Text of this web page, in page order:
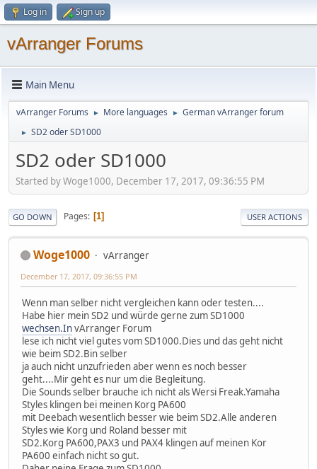
Log in Sign up
vArranger Forums
Main Menu
vArranger Forums ► More languages ► German vArranger forum
► SD2 oder SD1000
SD2 oder SD1000
Started by Woge1000, December 17, 2017, 09:36:55 PM
GO DOWN Pages 1 USER ACTIONS
Woge1000 vArranger
December 17, 2017, 09:36:55 PM
Wenn man selber nicht vergleichen kann oder testen....
Habe hier mein SD2 und würde gerne zum SD1000
wechsen.InvArranger Forum
lese ich nicht viel gutes vom SD1000.Dies und das geht nicht
wie beim SD2.Bin selber
ja auch nicht unzufrieden aber wenn es noch besser
geht....Mir geht es nur um die Begleitung.
Die Sounds selber brauche ich nicht als Wersi Freak.Yamaha
Styles klingen bei meinen Korg PA600
mit Deebach wesentlich besser wie beim SD2.Alle anderen
Styles wie Korg und Roland besser mit
SD2.Korg PA600,PAX3 und PAX4 klingen auf meinen Kor
PA600 einfach nicht so gut.